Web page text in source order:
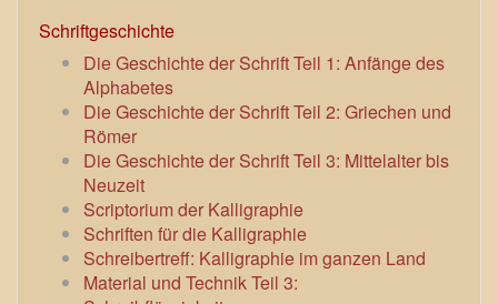
Schriftgeschichte
Die Geschichte der Schrift Teil 1: Anfänge des
Alphabetes
Die Geschichte der Schrift Teil 2: Griechen und
Römer
Die Geschichte der Schrift Teil 3: Mittelalter bis
Neuzeit
Scriptorium der Kalligraphie
Schriften für die Kalligraphie
Schreibertreff: Kalligraphie im ganzen Land
Material und Technik Teil 3: